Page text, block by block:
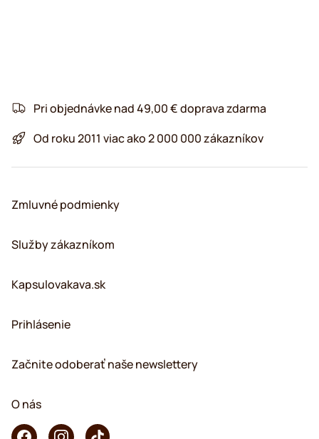
Pri objednávke nad 49,00 € doprava zdarma
Od roku 2011 viac ako 2 000 000 zákazníkov
Zmluvné podmienky
Služby zákazníkom
Kapsulovakava.sk
Prihlásenie
Začnite odoberať naše newslettery
O nás